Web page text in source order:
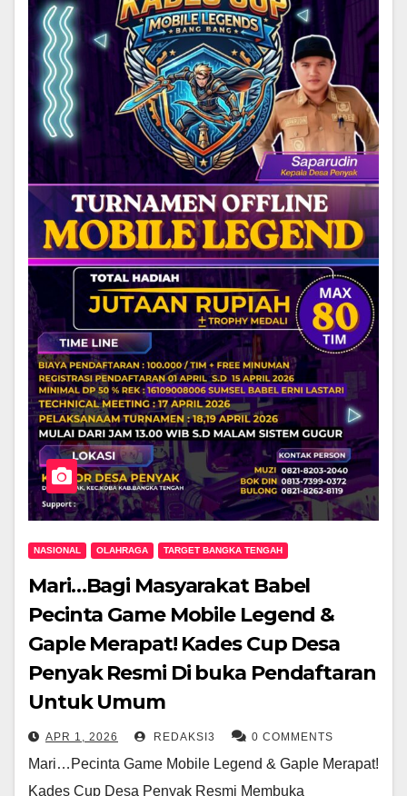
NASIONAL OLAHRAGA TARGET BANGKA TENGAH
Mari…Bagi Masyarakat Babel
Pecinta Game Mobile Legend &
Gaple Merapat! Kades Cup Desa
Penyak Resmi Di buka Pendaftaran
Untuk Umum
APR 1, 2026 REDAKSI3 0 COMMENTS
Mari…Pecinta Game Mobile Legend & Gaple Merapat!
Kades Cup Desa Penyak Resmi Membuka